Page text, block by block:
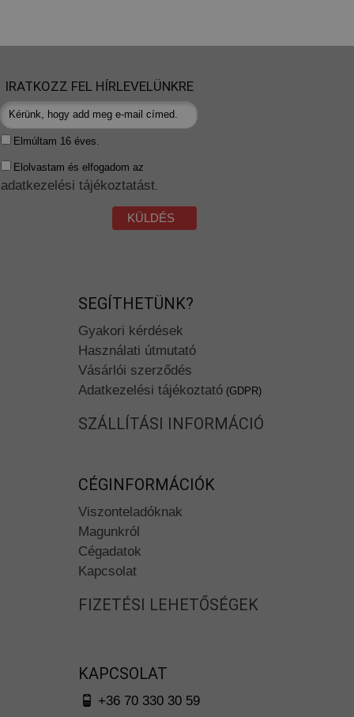
IRATKOZZ FEL HÍRLEVELÜNKRE
Elmúltam 16 éves.
Elolvastam és elfogadom az
adatkezelési tájékoztatást
KÜLDÉS
SEGÍTHETÜNK?
Gyakori kérdések
Használati útmutató
Vásárlói szerződés
Adatkezelési tájékoztató (GDPR)
SZÁLLÍTÁSI INFORMÁCIÓ
CÉGINFORMÁCIÓK
Viszonteladóknak
Magunkról
Cégadatok
Kapcsolat
FIZETÉSI LEHETŐSÉGEK
KAPCSOLAT
+36 70 330 30 59